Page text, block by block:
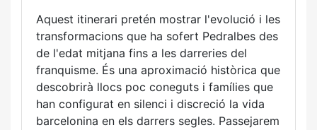
Aquest itinerari pretén mostrar l'evolució i les
transformacions que ha sofert Pedralbes des
de l'edat mitjana fins a les darreries del
franquisme. És una aproximació històrica que
descobrirà llocs poc coneguts i famílies que
han configurat en silenci i discreció la vida
barcelonina en els darrers segles. Passejarem